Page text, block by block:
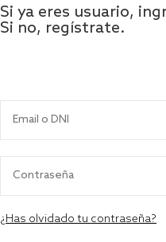
Si ya eres usuario,
Si no, regístrate.
¿Has olvidado tu contraseña?